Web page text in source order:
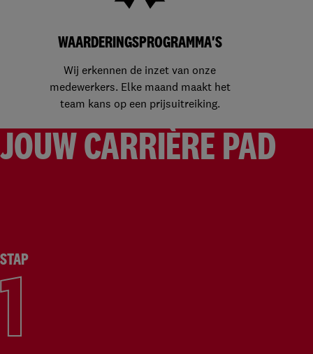
WAARDERINGSPROGRAMMA'S
Wij erkennen de inzet van onze
medewerkers. Elke maand maakt het
team kans op een prijsuitreiking.
JOUW CARRIÈRE PAD
STAP
1